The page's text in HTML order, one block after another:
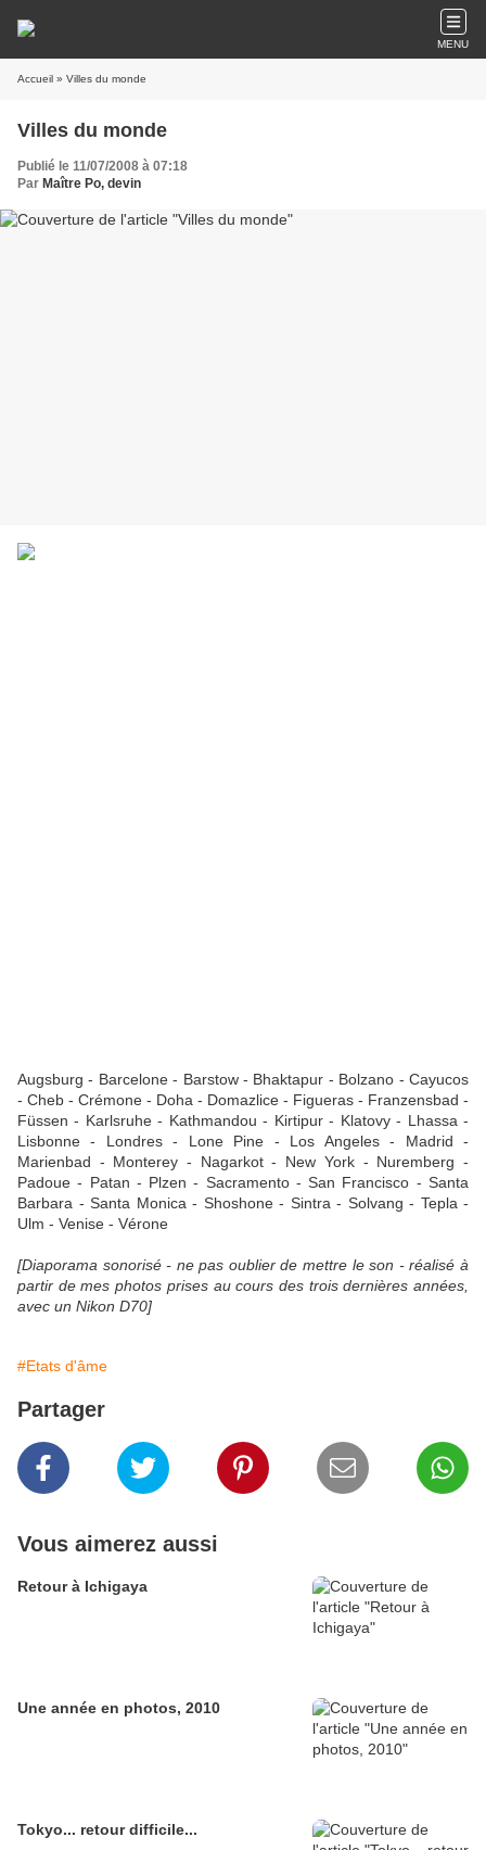
MENU
Accueil » Villes du monde
Villes du monde
Publié le 11/07/2008 à 07:18
Par Maître Po, devin
Augsburg - Barcelone - Barstow - Bhaktapur - Bolzano - Cayucos
- Cheb - Crémone - Doha - Domazlice - Figueras - Franzensbad -
Füssen - Karlsruhe - Kathmandou - Kirtipur - Klatovy - Lhassa -
Lisbonne - Londres - Lone Pine - Los Angeles - Madrid -
Marienbad - Monterey - Nagarkot - New York - Nuremberg -
Padoue - Patan - Plzen - Sacramento - San Francisco - Santa
Barbara - Santa Monica - Shoshone - Sintra - Solvang - Tepla -
Ulm - Venise - Vérone
[Diaporama sonorisé - ne pas oublier de mettre le son - réalisé à
partir de mes photos prises au cours des trois dernières années,
avec un Nikon D70]
#Etats d'âme
Partager
Vous aimerez aussi
Retour à Ichigaya
Une année en photos, 2010
Tokyo... retour difficile...